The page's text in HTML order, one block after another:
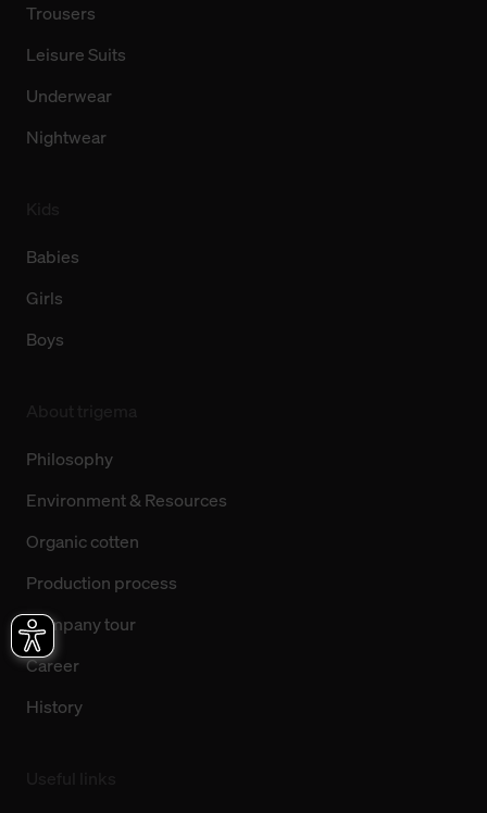
Trousers
Leisure Suits
Underwear
Nightwear
Babies
Girls
Boys
Philosophy
Environment & Resources
Organic cotten
Production process
Company tour
Career
History